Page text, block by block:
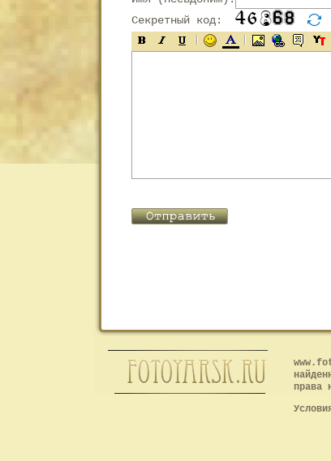
Секретный код:
права